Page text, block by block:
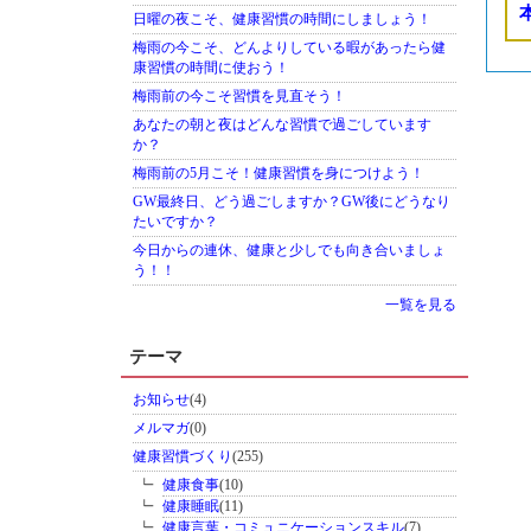
日曜の夜こそ、健康習慣の時間にしましょう！
梅雨の今こそ、どんよりしている暇があったら健
康習慣の時間に使おう！
梅雨前の今こそ習慣を見直そう！
あなたの朝と夜はどんな習慣で過ごしています
か？
梅雨前の5月こそ！健康習慣を身につけよう！
GW最終日、どう過ごしますか？GW後にどうなり
たいですか？
今日からの連休、健康と少しでも向き合いましょ
う！！
一覧を見る
テーマ
お知らせ(4)
メルマガ(0)
健康習慣づくり (255)
健康食事(10)
健康睡眠(11)